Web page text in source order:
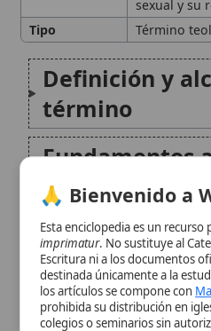
en la enseñanza
Familia,
Críticas
Diálogo
ideología versus
investigación
Dignidad,
🙏 Bienvenido a
Esta enciclopedia es un recurso
imprimatur. No sustituye al
Escritura ni a los documentos
destinada únicamente a la estudio
los artículos se compone con
prohibida su distribución en
colegios o seminarios sin
del menú superior. Entrando a la
ha leído y acepta expresamente la
aviso legal.